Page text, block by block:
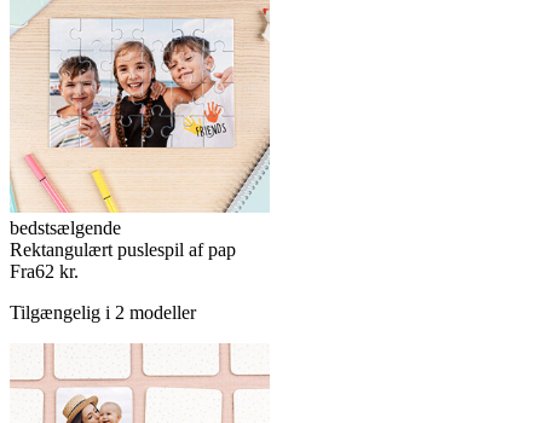
bedstsælgende
Rektangulært puslespil af pap
Fra62 kr.
Tilgængelig i 2 modeller